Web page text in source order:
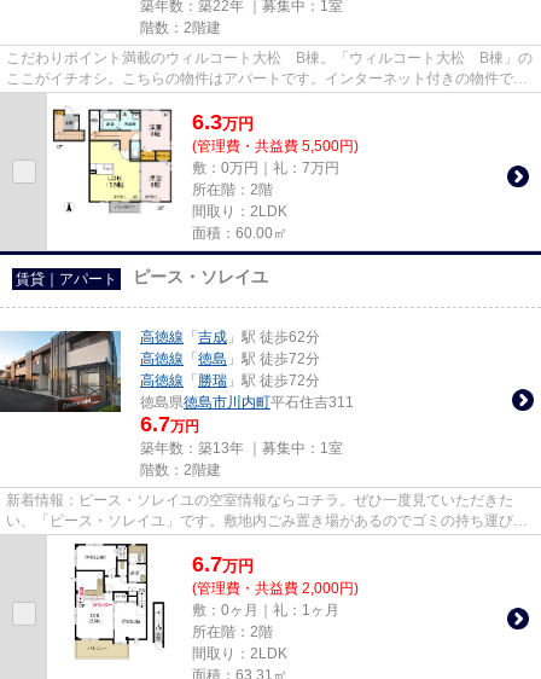
築年数：築22年 ｜募集中： 1室
階数：2階建
こだわりポイント満載のウィルコート大松 B棟。「ウィルコート大松 B棟」の
ここがイチオシ。こちらの物件はアパートです。インターネット付きの物件で
6.3万円
(管理費・共益費 5,500円)
敷：0万円｜礼：7万円
所在階：2階
間取り：2LDK
面積：60.00㎡
賃貸｜アパート ピース・ソレイユ
高徳線 「 吉成 」駅 徒歩62分
高徳線 「 徳島 」駅 徒歩72分
高徳線 「 勝瑞 」駅 徒歩72分
徳島県徳島市川内町平石住吉311
6.7万円
築年数：築13年 ｜募集中： 1室
階数：2階建
新着情報：ピース・ソレイユの空室情報ならコチラ。ぜひ一度見ていただきた
い、「ピース・ソレイユ」です。敷地内ごみ置き場があるのでゴミの持ち運びの
負担を少しでも減らすことがで...
6.7万円
(管理費・共益費 2,000円)
敷：0ヶ月｜礼：1ヶ月
所在階：2階
間取り：2LDK
面積：63.31㎡